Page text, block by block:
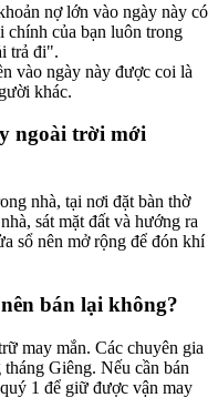
nợ lớn vào ngày này có
chính của bạn luôn trong
trả đi".
vào ngày này được coi là
khác.
ngoài trời mới
nhà, tại nơi đặt bàn thờ
sát mặt đất và hướng ra
sổ nên mở rộng để đón khí
bán lại không?
may mắn. Các chuyên gia
Giêng. Nếu cần bán
1 để giữ được vận may